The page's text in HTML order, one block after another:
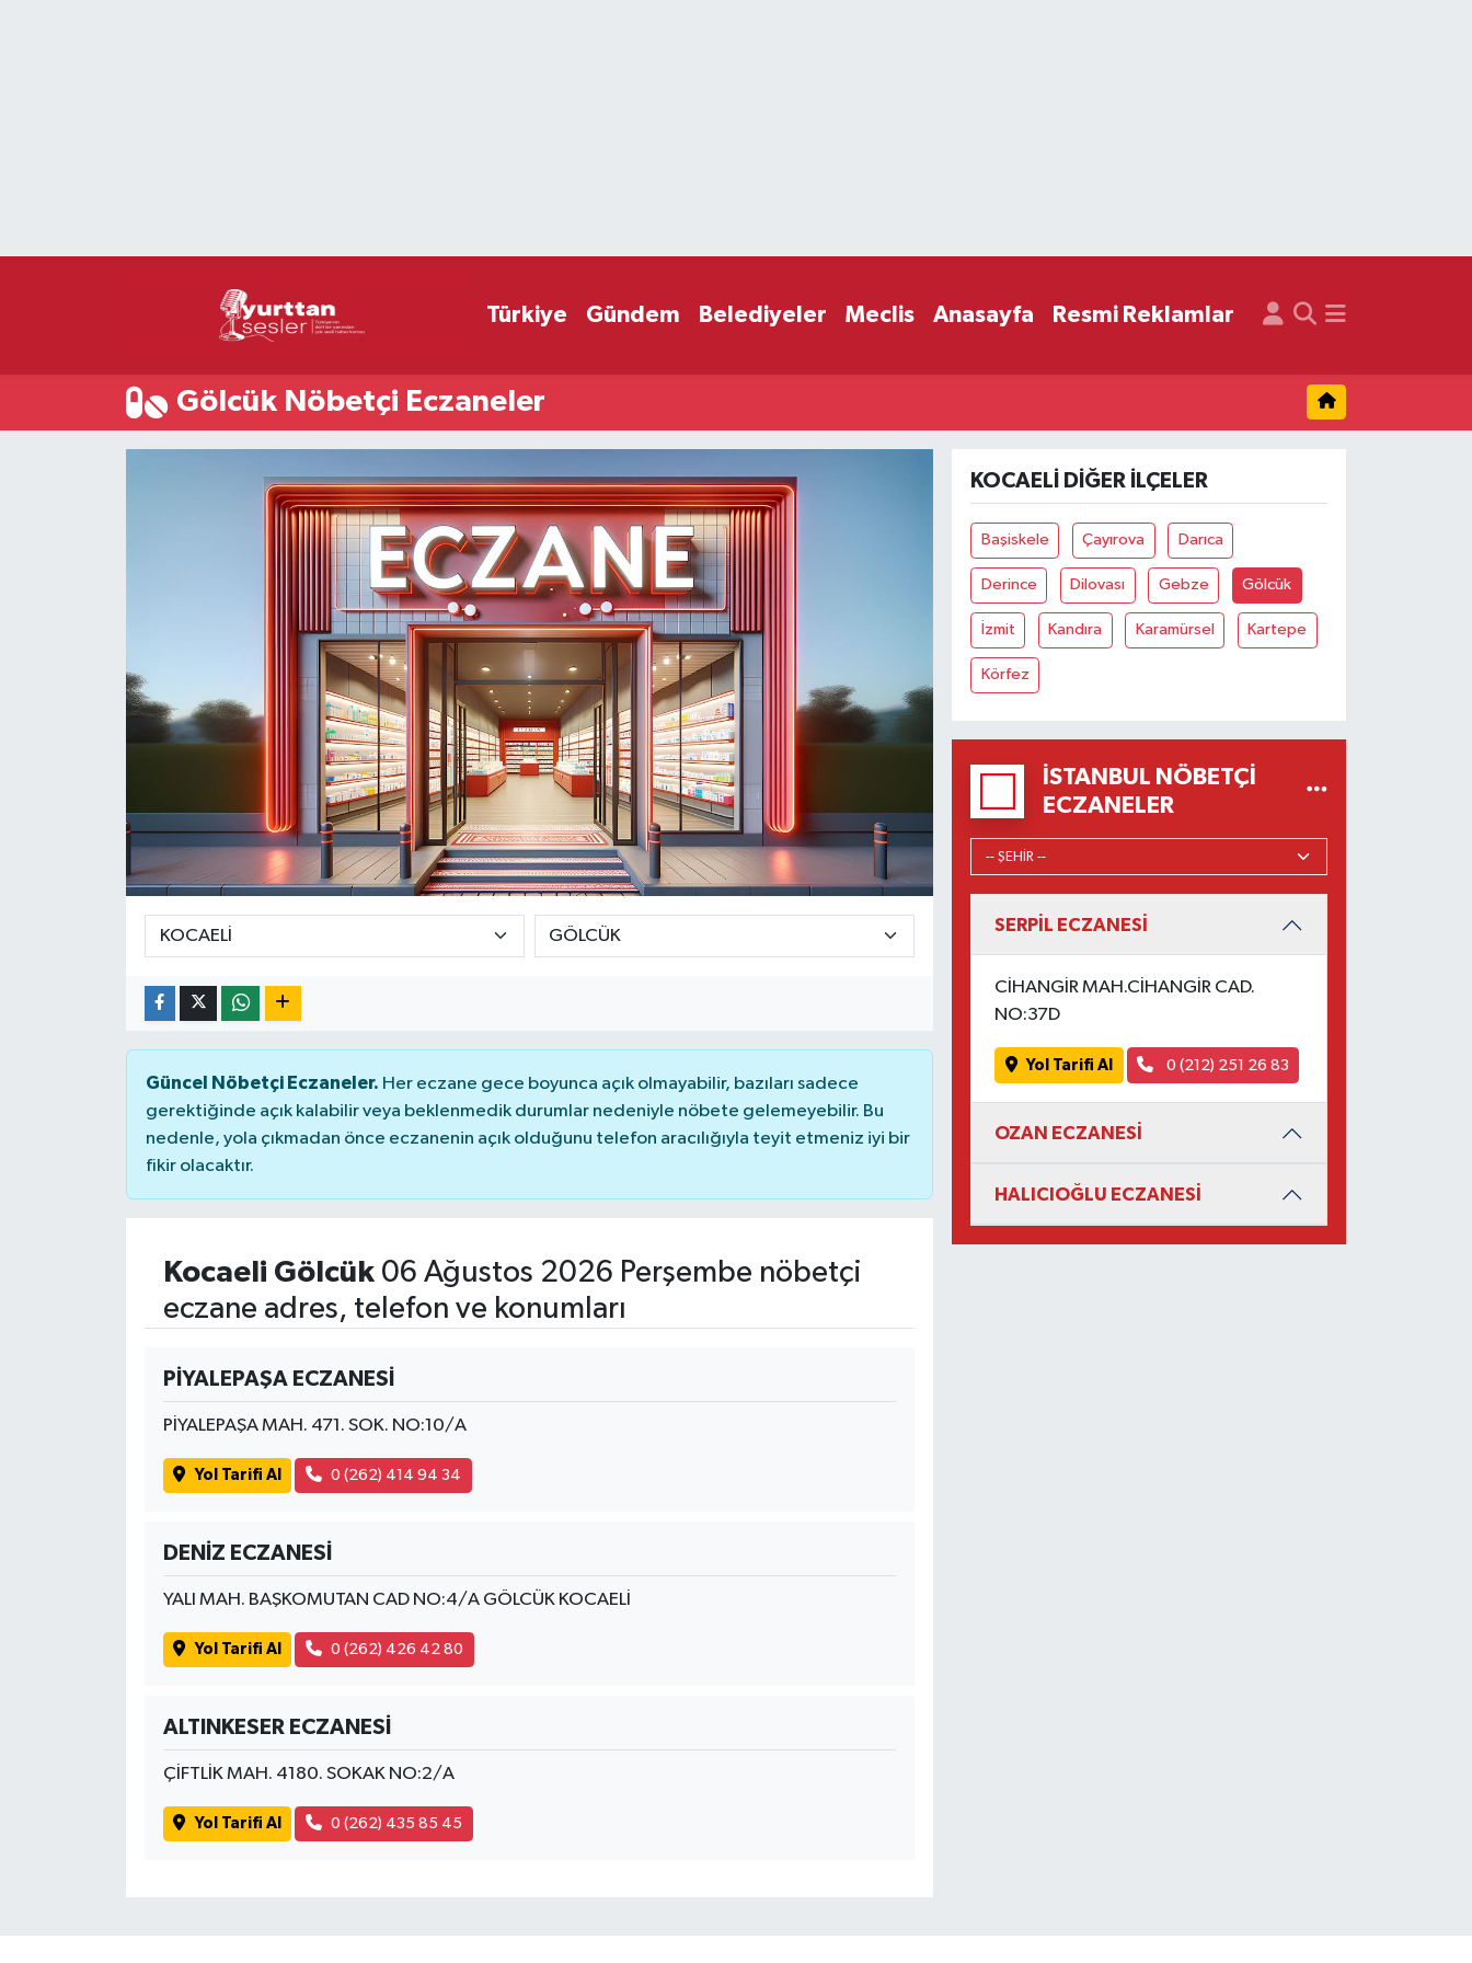
Türkiye Gündem Belediyeler Meclis Anasayfa Resmi Reklamlar
Gölcük Nöbetçi Eczaneler
Güncel Nöbetçi Eczaneler. Her eczane gece boyunca açık olmayabilir, bazıları sadece
gerektiğinde açık kalabilir veya beklenmedik durumlar nedeniyle nöbete gelemeyebilir. Bu
nedenle, yola çıkmadan önce eczanenin açık olduğunu telefon aracılığıyla teyit etmeniz iyi bir
fikir olacaktır.
Kocaeli Gölcük06 Ağustos 2026 Perşembe nöbetçi
eczane adres, telefon ve konumları
PİYALEPAŞA ECZANESİ
PİYALEPAŞA MAH. 471. SOK. NO:10/A
Yol Tarifi Al 0 (262) 414 94 34
DENİZ ECZANESİ
YALI MAH. BAŞKOMUTAN CAD NO:4/A GÖLCÜK KOCAELİ
Yol Tarifi Al 0 (262) 426 42 80
ALTINKESER ECZANESİ
ÇİFTLİK MAH. 4180. SOKAK NO:2/A
Yol Tarifi Al 0 (262) 435 85 45
KOCAELI DIĞER İLÇELER
Başiskele Çayırova Darıca
Derince Dilovası Gebze Gölcük
İzmit Kandıra Karamürsel Kartepe
Körfez
İSTANBUL NÖBETÇI
ECZANELER
SERPİL ECZANESİ
CİHANGİR MAH.CİHANGİR CAD.
NO:37D
Yol Tarifi Al 0 (212) 251 26 83
OZAN ECZANESİ
HALICIOĞLU ECZANESİ
Süper Lig Puan Durumu ve Fikstür
Son Dakika Haberleri